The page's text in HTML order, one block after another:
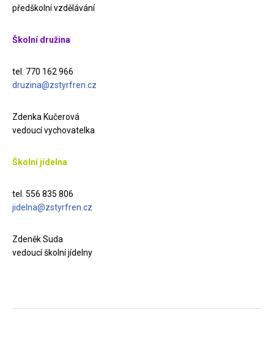
předškolní vzdělávání
Školní družina
tel. 770 162 966
druzina@zstyrfren.cz
Zdenka Kučerová
vedoucí vychovatelka
Školní jídelna
tel. 556 835 806
jidelna@zstyrfren.cz
Zdeněk Suda
vedoucí školní jídelny